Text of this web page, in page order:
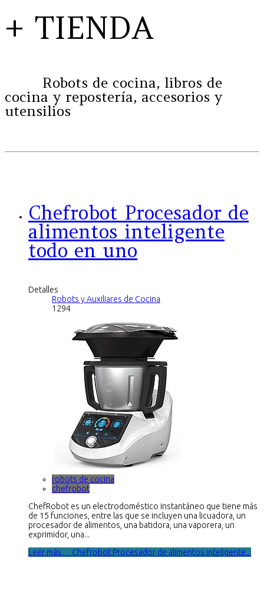
+ TIENDA
Robots de cocina, libros de
cocina y repostería, accesorios y
utensilios
Chefrobot Procesador de
alimentos inteligente
todo en uno
Detalles
Robots y Auxiliares de Cocina
1294
robots de cocina
chefrobot
ChefRobot es un electrodoméstico instantáneo que tiene más
de 15 funciones, entre las que se incluyen una licuadora, un
procesador de alimentos, una batidora, una vaporera, un
exprimidor, una...
Leer más… Chefrobot Procesador de alimentos inteligente...